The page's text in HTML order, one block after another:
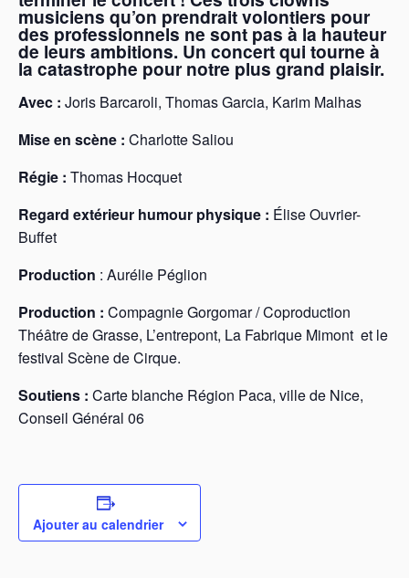
musiciens qu’on prendrait volontiers pour
des professionnels ne sont pas à la hauteur
de leurs ambitions. Un concert qui tourne à
la catastrophe pour notre plus grand plaisir.
Avec : Joris Barcaroli, Thomas Garcia, Karim Malhas
Mise en scène : Charlotte Saliou
Régie : Thomas Hocquet
Regard extérieur humour physique : Élise Ouvrier-
Buffet
Production : Aurélie Péglion
Production : Compagnie Gorgomar / Coproduction
Théâtre de Grasse, L’entrepont, La Fabrique Mimont et le
festival Scène de Cirque.
Soutiens : Carte blanche Région Paca, ville de Nice,
Conseil Général 06
Ajouter au calendrier